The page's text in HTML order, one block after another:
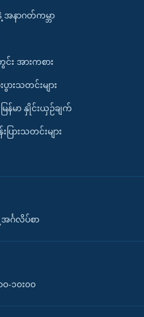
နာဂတ်ကမ္ဘာ
အားကစား
းသတင်းများ
ြန်မာ နှိုင်းယှဉ်ချက်
ပြားသတင်းများ
င်္ဂလိပ်စာ
-၁၀း၀၀